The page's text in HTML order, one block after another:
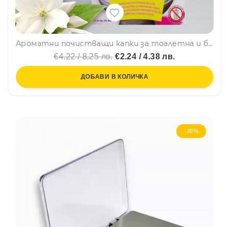
Ароматни почистващи капки за тоалетна и баня РОЗА Only A Drop - Casa Labico, 10 мл
€4.22 / 8.25 лв.€2.24 / 4.38 лв.
ДОБАВИ В КОЛИЧКА
-38%